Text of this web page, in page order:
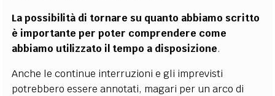
La possibilità di tornare su quanto abbiamo scritto
è importante per poter comprendere come
abbiamo utilizzato il tempo a disposizione.
Anche le continue interruzioni e gli imprevisti
potrebbero essere annotati, magari per un arco di